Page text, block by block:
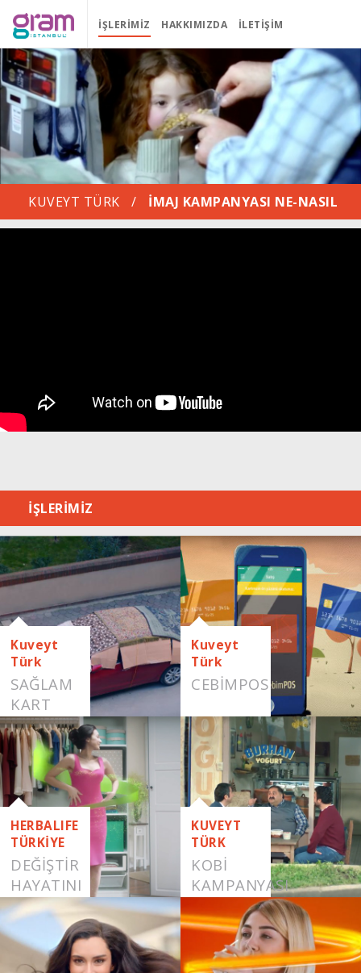
İŞLERIMIZ HAKKIMIZDA İLETIŞIM
KUVEYT TÜRK / İMAJ KAMPANYASI NE-NASIL
İŞLERİMİZ
Kuveyt
Türk
SAĞLAM
KART
Kuveyt
Türk
CEBIMPOS
HERBALIFE
TÜRKİYE
DEĞİŞTİR
HAYATINI
KUVEYT
TÜRK
KOBİ
KAMPANYASI